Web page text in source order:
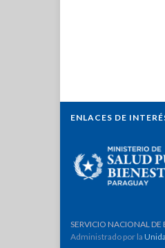
ENLACES DE
SERVICIO NACIONAL
Administrado por la